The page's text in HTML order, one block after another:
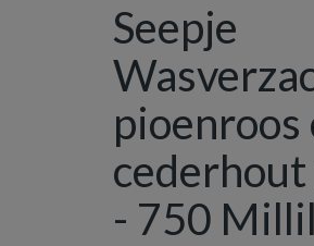
Seepje
pioenroos
- 750